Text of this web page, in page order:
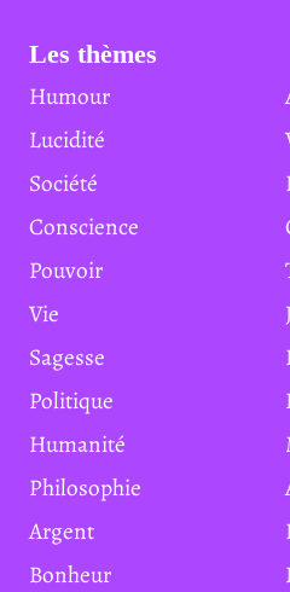
Les thèmes
Humour
Lucidité
Société
Conscience
Pouvoir
Vie
Sagesse
Politique
Humanité
Philosophie
Argent
Bonheur